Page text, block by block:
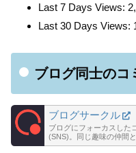
Last 7 Days Views:
Last 30 Days Views:
ブログ同士のコ
ブログサークル
ブログにフォーカスした
(SNS)。同じ趣味の仲間